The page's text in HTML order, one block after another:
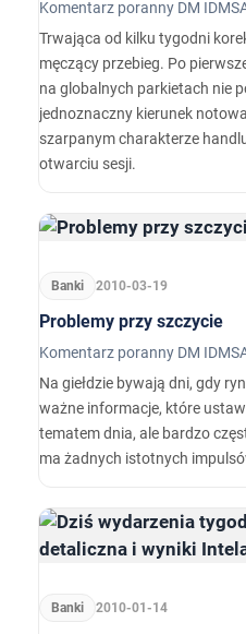
Komentarz poranny DM
Trwająca od kilku tygodni
męczący przebieg. Po
na globalnych parkietach nie
jednoznaczny kierunek
szarpanym charakterze
otwarciu sesji.
Banki 2010-03-19
Problemy przy szczycie
Komentarz poranny DM
Na giełdzie bywają dni, gdy
ważne informacje, które
tematem dnia, ale bardzo
ma żadnych istotnych
Banki 2010-01-14